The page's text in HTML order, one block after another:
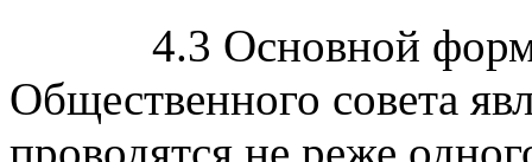
4.3 Основной
Общественного совета
проводятся не реже